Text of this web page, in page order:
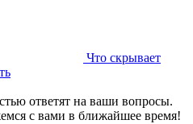
Что скрывает
ответят на ваши вопросы.
с вами в ближайшее время!